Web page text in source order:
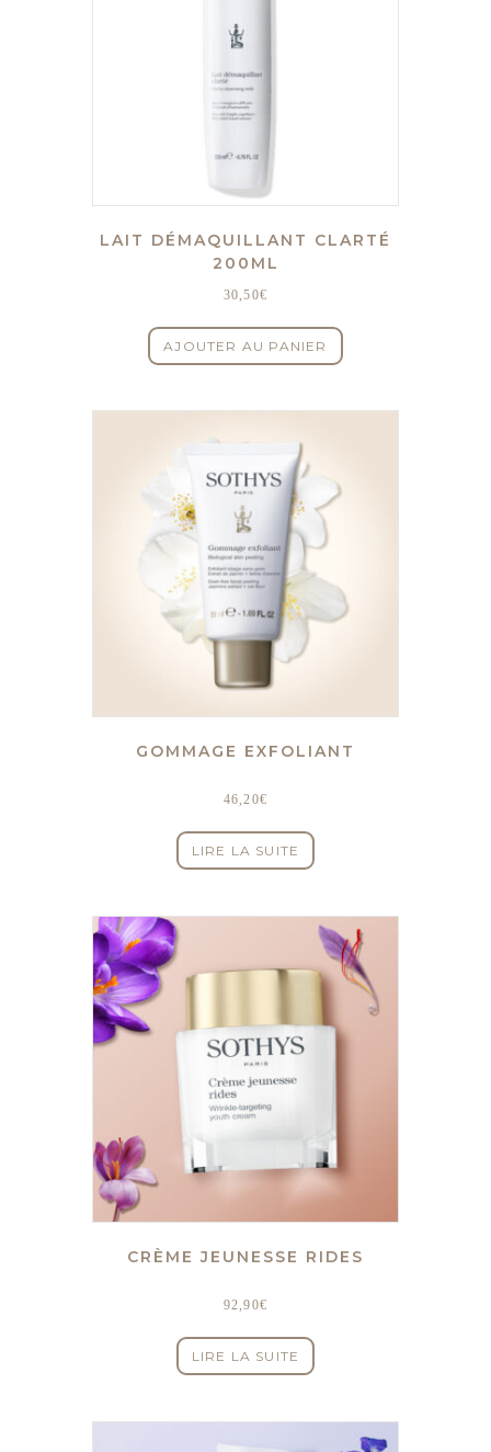
LAIT DÉMAQUILLANT CLARTÉ
200ML
30,50€
AJOUTER AU PANIER
GOMMAGE EXFOLIANT
46,20€
LIRE LA SUITE
CRÈME JEUNESSE RIDES
92,90€
LIRE LA SUITE